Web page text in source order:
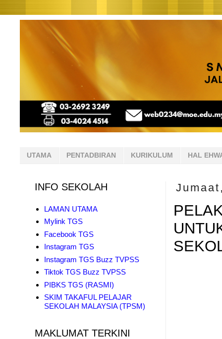
UTAMA PENTADBIRAN KURIKULUM HAL
INFO SEKOLAH
LAMAN UTAMA
Mylink TGS
Facebook TGS
Instagram TGS
Instagram TGS Buzz TVPSS
Tiktok TGS Buzz TVPSS
PIBKS TGS (RASMI)
SKIM TAKAFUL PELAJAR
SEKOLAH MALAYSIA (TPSM)
MAKLUMAT TERKINI